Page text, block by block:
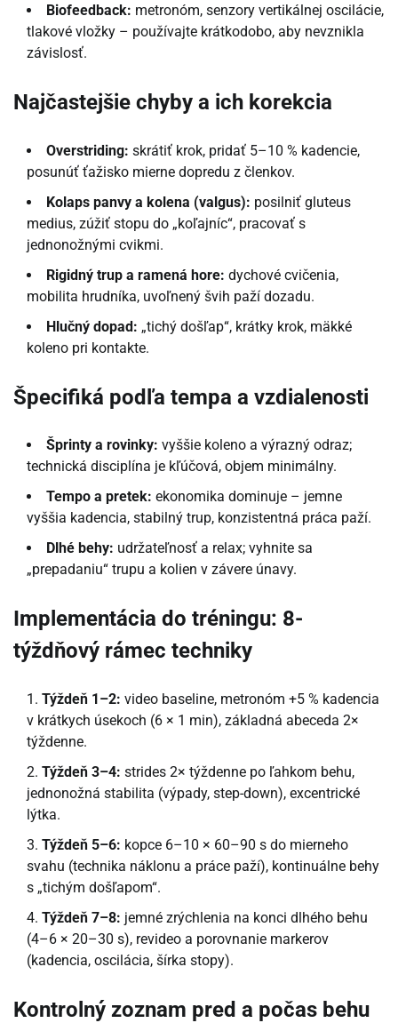
Biofeedback: metronóm, senzory vertikálnej oscilácie,
tlakové vložky – používajte krátkodobo, aby nevznikla
závislosť.
Najčastejšie chyby a ich korekcia
Overstriding: skrátiť krok, pridať 5–10 % kadencie,
posunúť ťažisko mierne dopredu z členkov.
Kolaps panvy a kolena (valgus): posilniť gluteus
medius, zúžiť stopu do „koľajníc“, pracovať s
jednonožnými cvikmi.
Rigidný trup a ramená hore: dychové cvičenia,
mobilita hrudníka, uvoľnený švih paží dozadu.
Hlučný dopad: „tichý došľap“, krátky krok, mäkké
koleno pri kontakte.
Špecifiká podľa tempa a vzdialenosti
Šprinty a rovinky: vyššie koleno a výrazný odraz;
technická disciplína je kľúčová, objem minimálny.
Tempo a pretek: ekonomika dominuje – jemne
vyššia kadencia, stabilný trup, konzistentná práca paží.
Dlhé behy: udržateľnosť a relax; vyhnite sa
„prepadaniu“ trupu a kolien v závere únavy.
Implementácia do tréningu: 8-
týždňový rámec techniky
Týždeň 1–2: video baseline, metronóm +5 % kadencia
v krátkych úsekoch (6 × 1 min), základná abeceda 2×
týždenne.
Týždeň 3–4: strides 2× týždenne po ľahkom behu,
jednonožná stabilita (výpady, step-down), excentrické
lýtka.
Týždeň 5–6: kopce 6–10 × 60–90 s do mierneho
svahu (technika náklonu a práce paží), kontinuálne behy
s „tichým došľapom“.
Týždeň 7–8: jemné zrýchlenia na konci dlhého behu
(4–6 × 20–30 s), revideo a porovnanie markerov
(kadencia, oscilácia, šírka stopy).
Kontrolný zoznam pred a počas behu